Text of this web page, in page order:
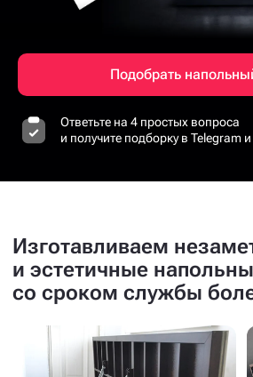
Подобрать
Ответьте на 4 простых вопроса
и получите подборку в Telegram
Изготавливаем
и эстетичные
со сроком службы